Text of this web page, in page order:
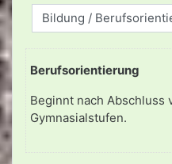
Berufsorientierung
Beginnt nach Abschluss
Gymnasialstufen.